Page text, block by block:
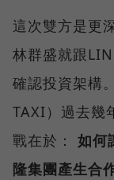
這次雙方是更
林群盛就跟
確認投資架構
TAXI）過去幾
戰在於： 如何
隆集團產生合